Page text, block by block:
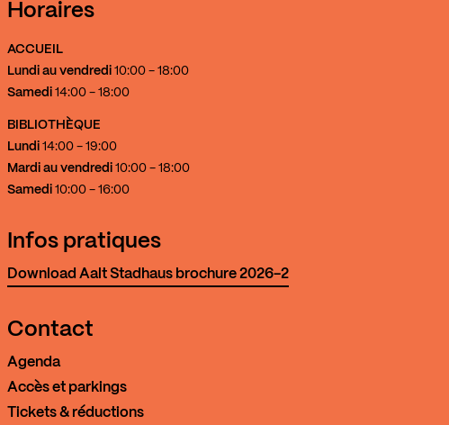
Horaires
ACCUEIL
Lundi au vendredi 10:00 - 18:00
Samedi 14:00 - 18:00
BIBLIOTHÈQUE
Lundi 14:00 - 19:00
Mardi au vendredi 10:00 - 18:00
Samedi 10:00 - 16:00
Infos pratiques
Download Aalt Stadhaus brochure 2026-2
Contact
Agenda
Accès et parkings
Tickets & réductions